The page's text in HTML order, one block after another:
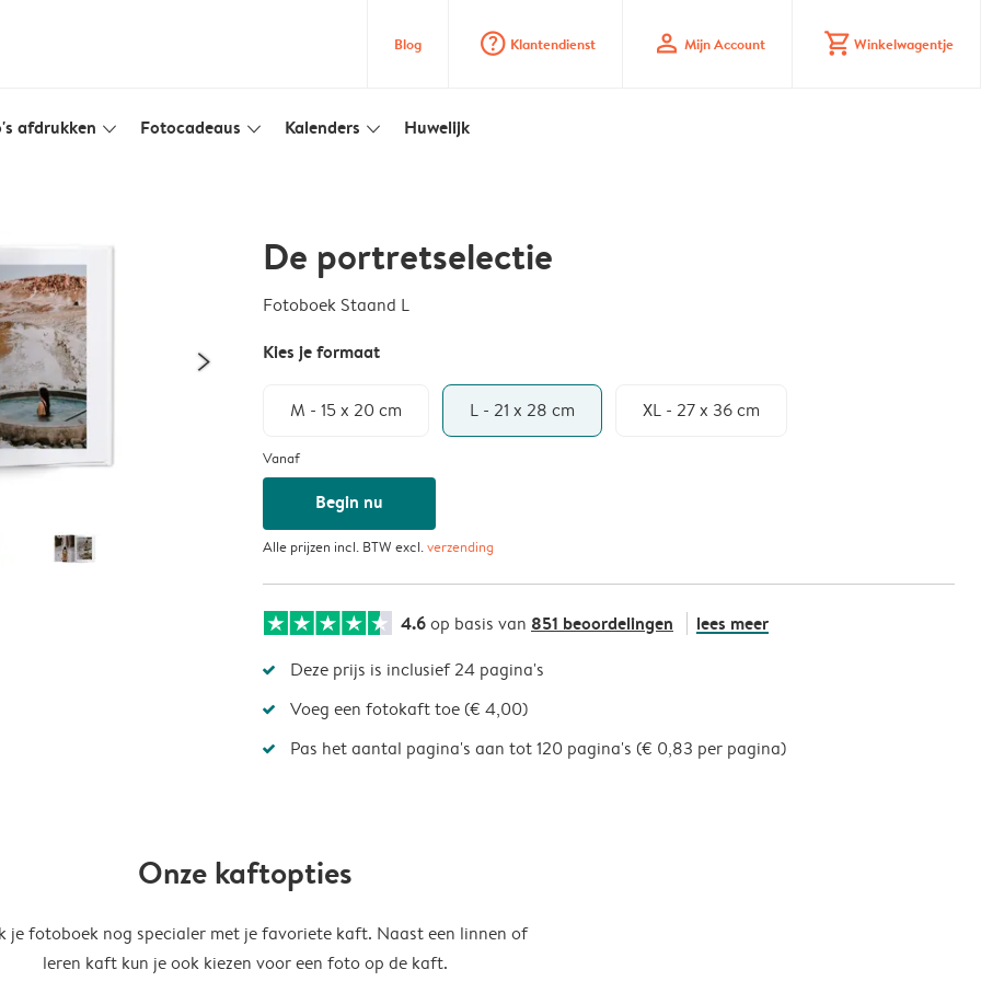
Blog question_mark_circle Klantendienst profile Mijn Account shopping_cart Winkelwagentje
afdrukken slim_arrow_down Fotocadeaus slim_arrow_down Kalenders slim_arrow_down Huwelijk
De portretselectie
Fotoboek Staand L
Kies je formaat
M - 15 x 20 cm L - 21 x 28 cm XL - 27 x 36 cm
Vanaf
Begin nu
Alle prijzen incl. BTW excl.verzending
4.6op basis van 851 beoordelingen lees meer
Deze prijs is inclusief 24 pagina's
Voeg een fotokaft toe (€ 4,00)
Pas het aantal pagina's aan tot 120 pagina's (€ 0,83 per pagina)
Onze kaftopties
je fotoboek nog specialer met je favoriete kaft. Naast een linnen of
leren kaft kun je ook kiezen voor een foto op de kaft.